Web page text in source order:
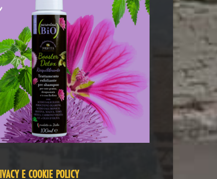
E COOKIE POLICY